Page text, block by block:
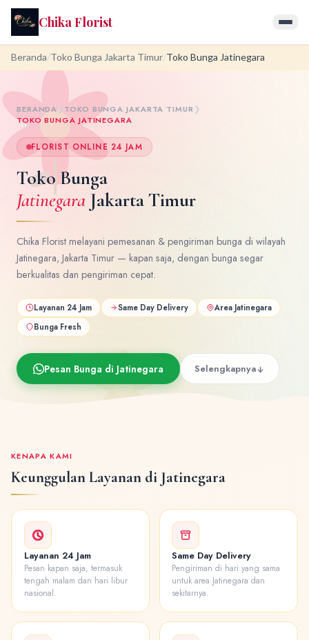
Chika Florist
Beranda/Toko Bunga Jakarta Timur/Toko Bunga Jatinegara
BERANDA❯TOKO BUNGA JAKARTA TIMUR❯
TOKO BUNGA JATINEGARA
FLORIST ONLINE 24 JAM
Toko Bunga
Jatinegara Jakarta Timur
Chika Florist melayani pemesanan & pengiriman bunga di wilayah
Jatinegara, Jakarta Timur — kapan saja, dengan bunga segar
berkualitas dan pengiriman cepat.
Layanan 24 Jam Same Day Delivery
Area Jatinegara
Bunga Fresh
Pesan Bunga di Jatinegara Selengkapnya
KENAPA KAMI
Keunggulan Layanan di Jatinegara
Layanan 24 Jam
Pesan kapan saja, termasuk
tengah malam dan hari libur
nasional.
Same Day Delivery
Pengiriman di hari yang sama
untuk area Jatinegara dan
sekitarnya.